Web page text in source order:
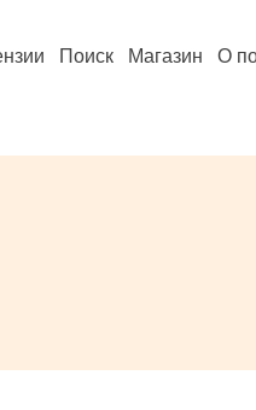
Поиск Магазин О